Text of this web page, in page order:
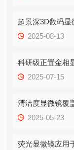
超景深3D数码
2025-08-13
科研级正置金相
2025-07-15
清洁度显微镜覆
2025-05-23